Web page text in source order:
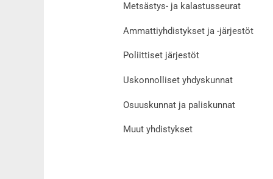
Metsästys- ja kalastusseurat
Ammattiyhdistykset ja -järjestöt
Poliittiset järjestöt
Uskonnolliset yhdyskunnat
Osuuskunnat ja paliskunnat
Muut yhdistykset